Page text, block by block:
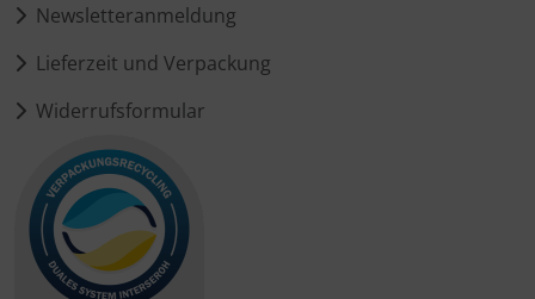
Newsletteranmeldung
Lieferzeit und Verpackung
Widerrufsformular